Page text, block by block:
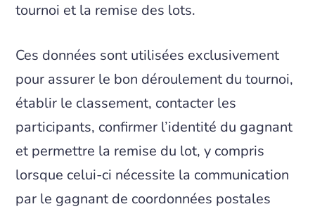
tournoi et la remise des lots.
Ces données sont utilisées exclusivement
pour assurer le bon déroulement du tournoi,
établir le classement, contacter les
participants, confirmer l’identité du gagnant
et permettre la remise du lot, y compris
lorsque celui-ci nécessite la communication
par le gagnant de coordonnées postales